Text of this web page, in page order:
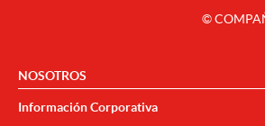
©
NOSOTROS
Información Corporativa